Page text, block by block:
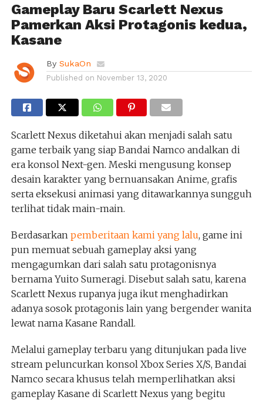
Gameplay Baru Scarlett Nexus
Pamerkan Aksi Protagonis kedua,
Kasane
By SukaOn
Published on November 13, 2020
Scarlett Nexus diketahui akan menjadi salah satu
game terbaik yang siap Bandai Namco andalkan di
era konsol Next-gen. Meski mengusung konsep
desain karakter yang bernuansakan Anime, grafis
serta eksekusi animasi yang ditawarkannya sungguh
terlihat tidak main-main.
Berdasarkan pemberitaan kami yang lalu, game ini
pun memuat sebuah gameplay aksi yang
mengagumkan dari salah satu protagonisnya
bernama Yuito Sumeragi. Disebut salah satu, karena
Scarlett Nexus rupanya juga ikut menghadirkan
adanya sosok protagonis lain yang bergender wanita
lewat nama Kasane Randall.
Melalui gameplay terbaru yang ditunjukan pada live
stream peluncurkan konsol Xbox Series X/S, Bandai
Namco secara khusus telah memperlihatkan aksi
gameplay Kasane di Scarlett Nexus yang begitu